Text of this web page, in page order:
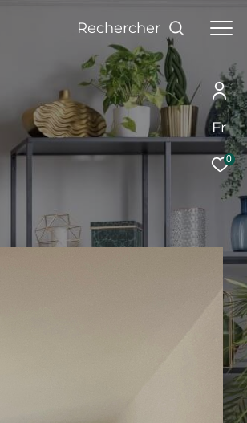
Fr
0
Rechercher